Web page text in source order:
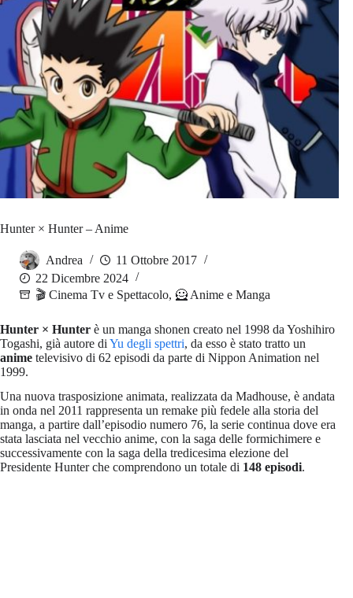
Hunter × Hunter – Anime
Andrea
11 Ottobre 2017
22 Dicembre 2024
🎬 Cinema Tv e Spettacolo, 🦸 Anime e Manga
Hunter × Hunter è un manga shonen creato nel 1998 da Yoshihiro
Togashi, già autore di Yu degli spettri, da esso è stato tratto un
anime televisivo di 62 episodi da parte di Nippon Animation nel
1999.
Una nuova trasposizione animata, realizzata da Madhouse, è andata
in onda nel 2011 rappresenta un remake più fedele alla storia del
manga, a partire dall’episodio numero 76, la serie continua dove era
stata lasciata nel vecchio anime, con la saga delle formichimere e
successivamente con la saga della tredicesima elezione del
Presidente Hunter che comprendono un totale di 148 episodi.